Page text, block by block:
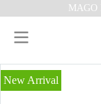
MAGO
New Arrival